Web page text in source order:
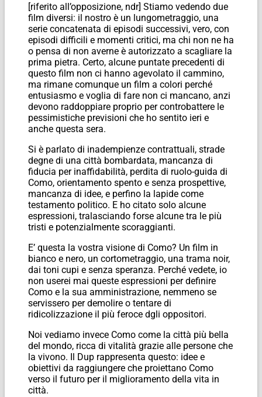
[riferito all’opposizione, ndr] Stiamo vedendo due
film diversi: il nostro è un lungometraggio, una
serie concatenata di episodi successivi, vero, con
episodi difficili e momenti critici, ma chi non ne ha
o pensa di non averne è autorizzato a scagliare la
prima pietra. Certo, alcune puntate precedenti di
questo film non ci hanno agevolato il cammino,
ma rimane comunque un film a colori perché
entusiasmo e voglia di fare non ci mancano, anzi
devono raddoppiare proprio per controbattere le
pessimistiche previsioni che ho sentito ieri e
anche questa sera.
Si è parlato di inadempienze contrattuali, strade
degne di una città bombardata, mancanza di
fiducia per inaffidabilità, perdita di ruolo-guida di
Como, orientamento spento e senza prospettive,
mancanza di idee, e perfino la lapide come
testamento politico. E ho citato solo alcune
espressioni, tralasciando forse alcune tra le più
tristi e potenzialmente scoraggianti.
E’ questa la vostra visione di Como? Un film in
bianco e nero, un cortometraggio, una trama noir,
dai toni cupi e senza speranza. Perché vedete, io
non userei mai queste espressioni per definire
Como e la sua amministrazione, nemmeno se
servissero per demolire o tentare di
ridicolizzazione il più feroce dgli oppositori.
Noi vediamo invece Como come la città più bella
del mondo, ricca di vitalità grazie alle persone che
la vivono. Il Dup rappresenta questo: idee e
obiettivi da raggiungere che proiettano Como
verso il futuro per il miglioramento della vita in
città.